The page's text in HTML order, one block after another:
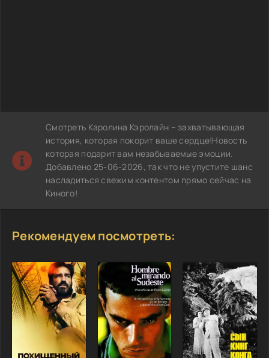
Смотреть Каролина Кэролайн – захватывающая
история, которая покорит ваше сердце!Новость
которая подарит вам незабываемые эмоции.
Добавлено 25-06-2026, так что не упустите шанс
насладиться свежим контентом прямо сейчас на
Киного!
Рекомендуем посмотреть: